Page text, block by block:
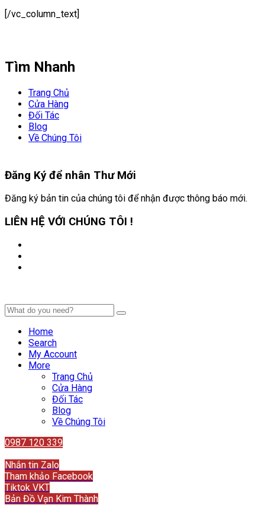
[/vc_column_text]
Tìm Nhanh
Trang Chủ
Cửa Hàng
Đối Tác
Blog
Về Chúng Tôi
Đăng Ký để nhân Thư Mới
Đăng ký bản tin của chúng tôi để nhận được thông báo mới.
LIÊN HỆ VỚI CHÚNG TÔI !
Home
Search
My Account
More
Trang Chủ
Cửa Hàng
Đối Tác
Blog
Về Chúng Tôi
0987 120 339
Nhắn tin Zalo
Tham khảo Facebook
Tiktok VKT
Bản Đồ Vạn Kim Thành